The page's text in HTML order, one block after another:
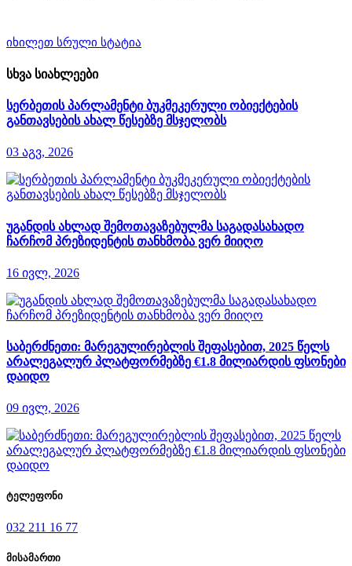
იხილეთ სრული სტატია
სხვა სიახლეები
სერბეთის პარლამენტი ბუკმეკერული ობიექტების
განთავსების ახალ წესებზე მსჯელობს
03 აგვ, 2026
უგანდის ახლად შემოთავაზებულმა საგადასახადო
ჩარჩომ პრეზიდენტის თანხმობა ვერ მიიღო
16 ივლ, 2026
საბერძნეთი: მარეგულირებლის შეფასებით, 2025 წელს
არალეგალურ პლატფორმებზე €1.8 მილიარდის ფსონები
დაიდო
09 ივლ, 2026
ტელეფონი
032 211 16 77
მისამართი